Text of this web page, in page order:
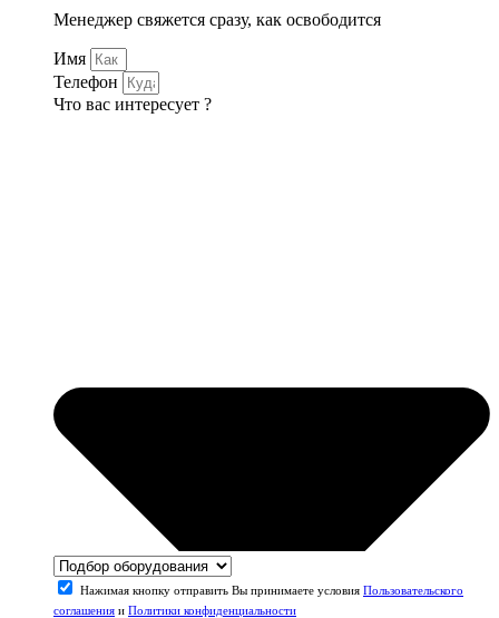
Менеджер свяжется сразу, как освободится
Имя
Телефон
Что вас интересует ?
Нажимая кнопку отправить Вы принимаете условия Пользовательского
соглашения и Политики конфиденциальности